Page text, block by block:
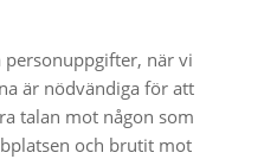
personuppgifter, när vi
är nödvändiga för att
talan mot någon som
och brutit mot